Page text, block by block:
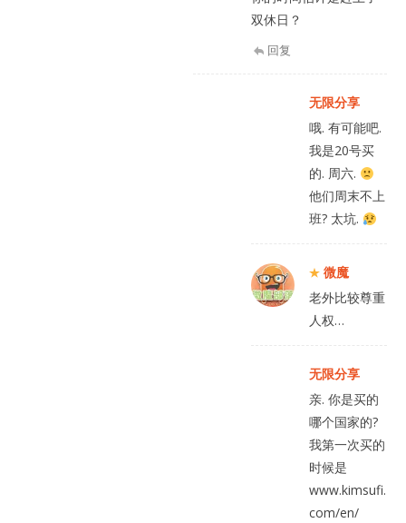
双休日？
回复
无限分享
哦. 有可能吧.
我是20号买
的. 周六.
他们周末不上
班? 太坑.
微魔
老外比较尊重
人权…
无限分享
亲. 你是买的
哪个国家的?
我第一次买的
时候是
www.kimsufi.
com/en/